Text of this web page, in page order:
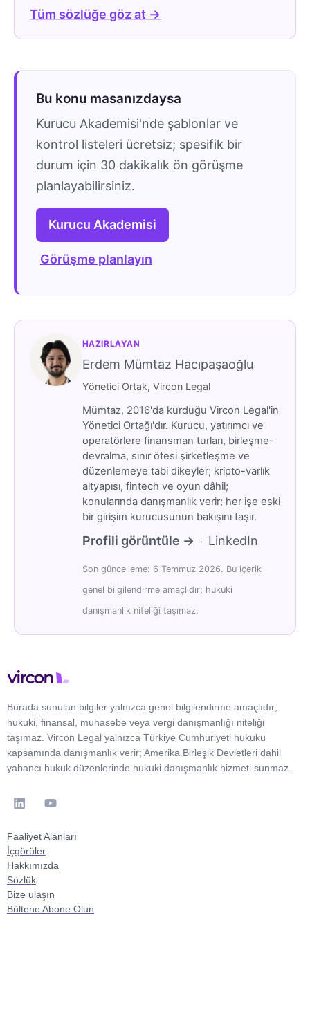
Tüm sözlüğe göz at →
Bu konu masanızdaysa
Kurucu Akademisi'nde şablonlar ve
kontrol listeleri ücretsiz; spesifik bir
durum için 30 dakikalık ön görüşme
planlayabilirsiniz.
Kurucu Akademisi
Görüşme planlayın
HAZIRLAYAN
Erdem Mümtaz Hacıpaşaoğlu
Yönetici Ortak, Vircon Legal
Mümtaz, 2016'da kurduğu Vircon Legal'in
Yönetici Ortağı'dır. Kurucu, yatırımcı ve
operatörlere finansman turları, birleşme-
devralma, sınır ötesi şirketleşme ve
düzenlemeye tabi dikeyler; kripto-varlık
altyapısı, fintech ve oyun dâhil;
konularında danışmanlık verir; her işe eski
bir girişim kurucusunun bakışını taşır.
Profili görüntüle → · LinkedIn
Son güncelleme: 6 Temmuz 2026. Bu içerik
genel bilgilendirme amaçlıdır; hukuki
danışmanlık niteliği taşımaz.
Burada sunulan bilgiler yalnızca genel bilgilendirme amaçlıdır;
hukuki, finansal, muhasebe veya vergi danışmanlığı niteliği
taşımaz. Vircon Legal yalnızca Türkiye Cumhuriyeti hukuku
kapsamında danışmanlık verir; Amerika Birleşik Devletleri dahil
yabancı hukuk düzenlerinde hukuki danışmanlık hizmeti sunmaz.
Faaliyet Alanları
İçgörüler
Hakkımızda
Sözlük
Bize ulaşın
Bültene Abone Olun